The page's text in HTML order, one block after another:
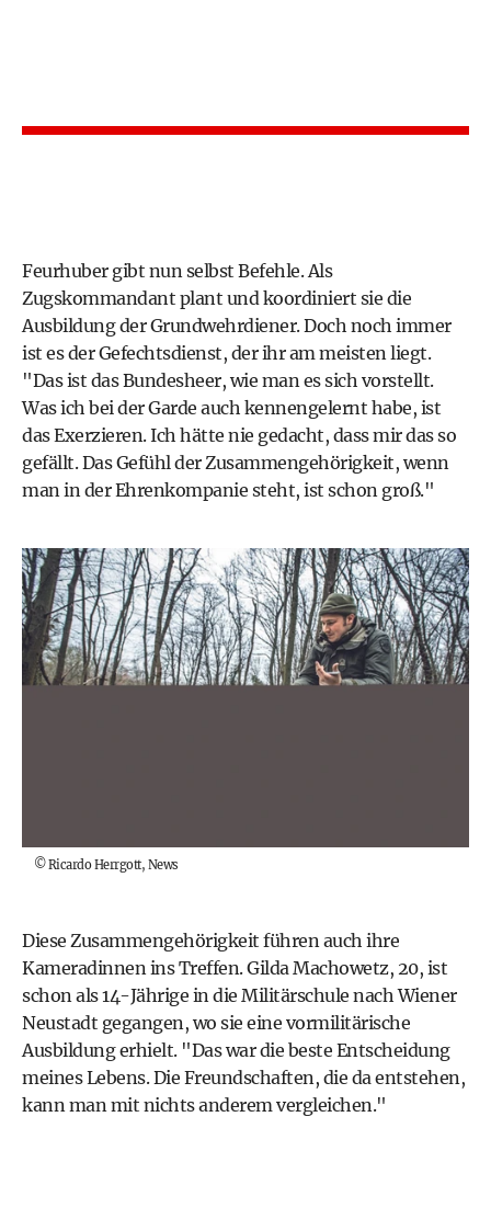
Feurhuber gibt nun selbst Befehle. Als
Zugskommandant plant und koordiniert sie die
Ausbildung der Grundwehrdiener. Doch noch immer
ist es der Gefechtsdienst, der ihr am meisten liegt.
"Das ist das Bundesheer, wie man es sich vorstellt.
Was ich bei der Garde auch kennengelernt habe, ist
das Exerzieren. Ich hätte nie gedacht, dass mir das so
gefällt. Das Gefühl der Zusammengehörigkeit, wenn
man in der Ehrenkompanie steht, ist schon groß."
©Ricardo Herrgott, News
Diese Zusammengehörigkeit führen auch ihre
Kameradinnen ins Treffen. Gilda Machowetz, 20, ist
schon als 14-Jährige in die Militärschule nach Wiener
Neustadt gegangen, wo sie eine vormilitärische
Ausbildung erhielt. "Das war die beste Entscheidung
meines Lebens. Die Freundschaften, die da entstehen,
kann man mit nichts anderem vergleichen."